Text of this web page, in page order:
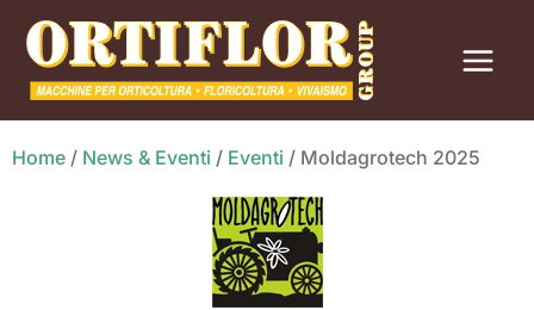
contenuto
Home / News & Eventi / Eventi / Moldagrotech 2025